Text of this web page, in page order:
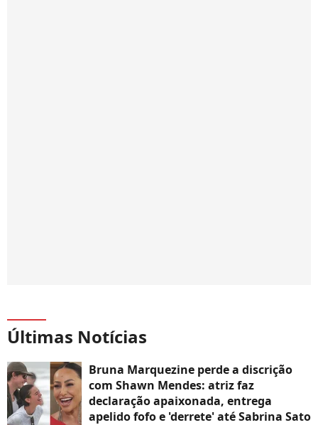
Últimas Notícias
Bruna Marquezine perde a discrição
com Shawn Mendes: atriz faz
declaração apaixonada, entrega
apelido fofo e 'derrete' até Sabrina Sato